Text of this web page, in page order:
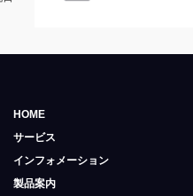
HOME
サービス
インフォメーション
製品案内